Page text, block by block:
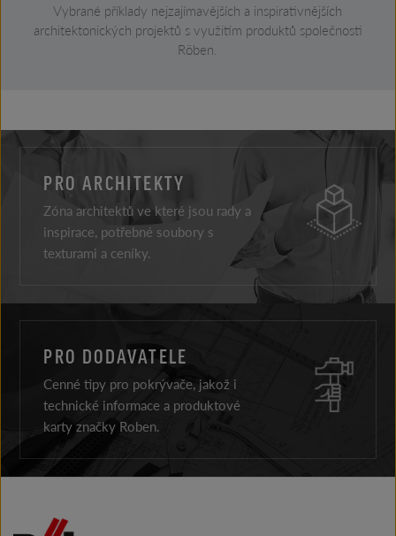
Vybrané příklady nejzajímavějších a inspirativnějších
architektonických projektů s využitím produktů společnosti
Röben.
PRO ARCHITEKTY
Zóna architektů ve které jsou rady a
inspirace, potřebné soubory s
texturami a ceníky.
PRO DODAVATELE
Cenné tipy pro pokrývače, jakož i
technické informace a produktové
karty značky Roben.